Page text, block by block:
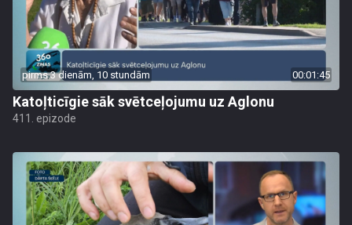
pirms 3 dienām, 10 stundām 00:01:45
Katoļticīgie sāk svētceļojumu uz Aglonu
411. epizode